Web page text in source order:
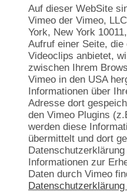
Auf dieser WebSite
Vimeo der Vimeo,
York, New York
Aufruf einer Seite, die
Videoclips anbietet,
zwischen Ihrem
Vimeo in den USA
Informationen über
Adresse dort
den Vimeo Plugins
werden diese
übermittelt und dort
Informationen zur
Daten durch Vimeo